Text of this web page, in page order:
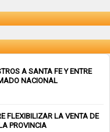
A SANTA FE Y ENTRE
NACIONAL
FLEXIBILIZAR LA VENTA DE
PROVINCIA